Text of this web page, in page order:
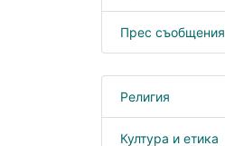
Прес съобщения
Религия
Култура и етика